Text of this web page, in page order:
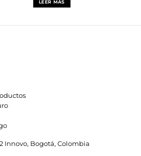
era:
$369,900.
LEER MÁS
Innovo, Bogotá, Colombia